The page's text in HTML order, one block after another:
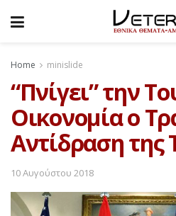
Home minislide
“Πνίγει” την
Οικονομία ο
Αντίδραση της
10 Αυγούστου 2018